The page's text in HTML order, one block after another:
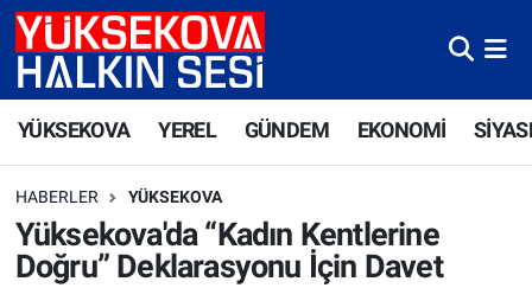
YÜKSEKOVA YEREL GÜNDEM EKONOMİ
HABERLER YÜKSEKOVA
Yüksekova'da “Kadın Kentlerine
Doğru” Deklarasyonu İçin Davet
Yüksekova Nöbetçi Eczaneler
Yüksekova Trafik Yoğunluk Haritası
Süper Lig Puan Durumu ve Fikstür